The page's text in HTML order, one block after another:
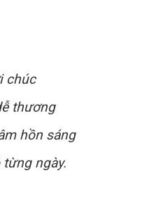
chúc
thương
hồn sáng
ngày.